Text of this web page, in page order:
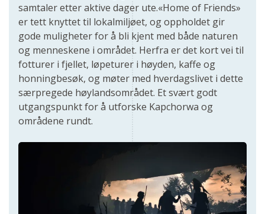
samtaler etter aktive dager ute.«Home of Friends»
er tett knyttet til lokalmiljøet, og oppholdet gir
gode muligheter for å bli kjent med både naturen
og menneskene i området. Herfra er det kort vei til
fotturer i fjellet, løpeturer i høyden, kaffe og
honningbesøk, og møter med hverdagslivet i dette
særpregede høylandsområdet. Et svært godt
utgangspunkt for å utforske Kapchorwa og
områdene rundt.